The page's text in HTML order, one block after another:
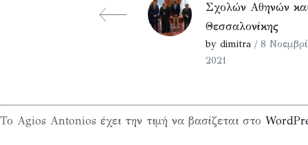
Σχολών Αθηνών
Θεσσαλονίκης
by dimitra / 8
2021
Το Agios Antonios έχει την τιμή να βασίζεται στο